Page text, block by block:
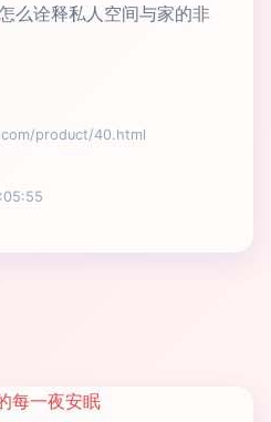
么诠释私人空间与家的非
product/40.html